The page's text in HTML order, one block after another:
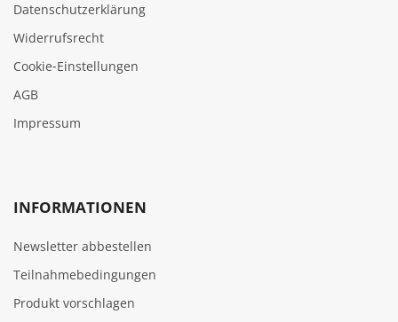
Datenschutzerklärung
Widerrufsrecht
Cookie‑Einstellungen
AGB
Impressum
INFORMATIONEN
Newsletter abbestellen
Teilnahmebedingungen
Produkt vorschlagen